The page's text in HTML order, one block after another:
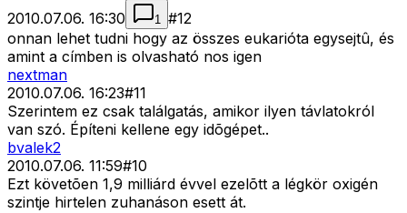
2010.07.06. 16:30
1 #12
onnan lehet tudni hogy az összes eukarióta egysejtû, és
amint a címben is olvasható nos igen
nextman
2010.07.06. 16:23#11
Szerintem ez csak találgatás, amikor ilyen távlatokról
van szó. Építeni kellene egy idõgépet..
bvalek2
2010.07.06. 11:59#10
Ezt követõen 1,9 milliárd évvel ezelõtt a légkör oxigén
szintje hirtelen zuhanáson esett át.